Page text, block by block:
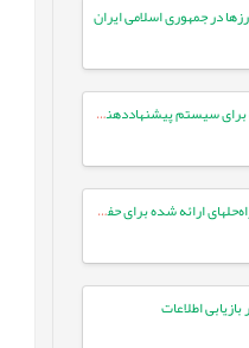
در جمهوری اسلامی ایران
تولید توضیح شخصی سازی شده برای سیستم پیشنهاددهنده لیست توئیتر مبتنی بر شباهت معنایی هشتگ ها
تبیین نقش استانداردسازی در راه‌حلهای ارائه شده برای حفظ حریم خصوصی در داده‌های سلامت
اطلاعات